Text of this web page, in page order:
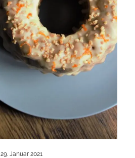
29. Januar 2021